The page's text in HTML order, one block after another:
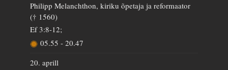
Philipp Melanchthon, kiriku õpetaja ja reformaator
(† 1560)
Ef 3:8-12;
05.55 - 20.47
20. aprill